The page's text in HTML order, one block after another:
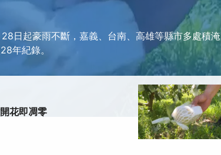
日起豪雨不斷，嘉義、台南、高雄等縣市多處積淹
年紀錄。
花即凋零